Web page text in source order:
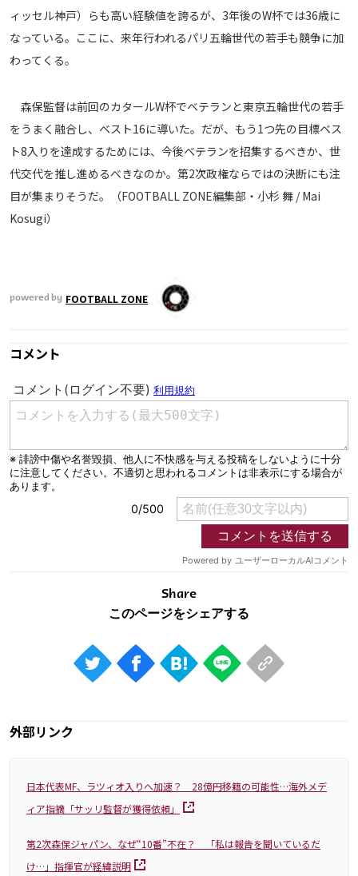
ィッセル神戸）らも高い経験値を誇るが、3年後のW杯では36歳に
なっている。ここに、来年行われるパリ五輪世代の若手も競争に加
わってくる。
森保監督は前回のカタールW杯でベテランと東京五輪世代の若手
をうまく融合し、ベスト16に導いた。だが、もう1つ先の目標ベス
ト8入りを達成するためには、今後ベテランを招集するべきか、世
代交代を推し進めるべきなのか。第2次政権ならではの決断にも注
目が集まりそうだ。（FOOTBALL ZONE編集部・小杉 舞 / Mai
Kosugi）
powered by FOOTBALL ZONE
コメント
Share
外部リンク
日本代表MF、ラツィオ入りへ加速？ 28億円移籍の可能性…海外メデ
ィア指摘「サッリ監督が獲得依頼」
第2次森保ジャパン、なぜ“10番”不在？ 「私は報告を聞いているだ
け…」指揮官が経緯説明